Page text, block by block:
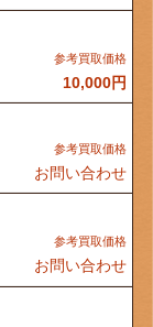
10,000円
お問い合わせ
お問い合わせ